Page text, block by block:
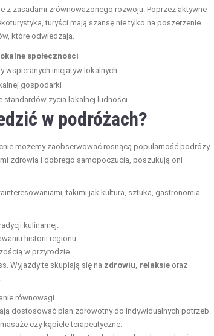
z zasadami zrównoważonego rozwoju. Poprzez aktywne
turyści mają szansę nie tylko na poszerzenie
które odwiedzają.
społeczności
wspieranych inicjatyw lokalnych
gospodarki
standardów życia lokalnej ludności
w podróżach?
możemy zaobserwować rosnącą popularność podróży
zdrowia i dobrego samopoczucia, poszukują oni
takimi jak kultura, sztuka, gastronomia
kulinarnej.
historii regionu.
w przyrodzie.
Wyjazdy te skupiają się na zdrowiu, relaksie oraz
równowagi.
dostosować plan zdrowotny do indywidualnych potrzeb.
czy kąpiele terapeutyczne.